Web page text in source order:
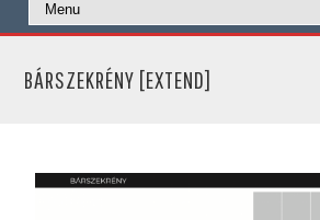
BÁRSZEKRÉNY [EXTEND]